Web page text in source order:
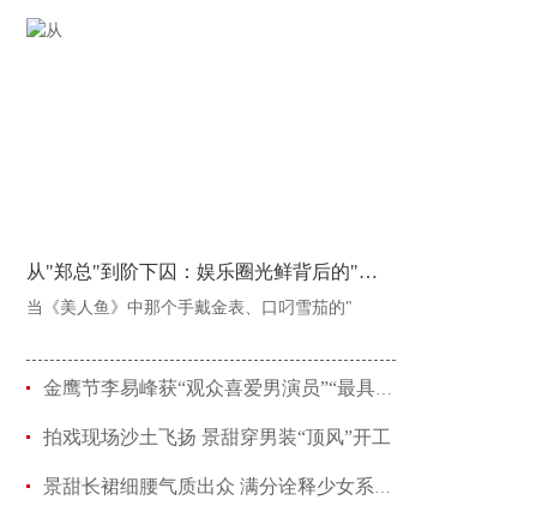
从"郑总"到阶下囚：娱乐圈光鲜背后的"恶龙
当《美人鱼》中那个手戴金表、口叼雪茄的"
金鹰节李易峰获“观众喜爱男演员”“最具人气男演
拍戏现场沙土飞扬 景甜穿男装“顶风”开工
景甜长裙细腰气质出众 满分诠释少女系优雅